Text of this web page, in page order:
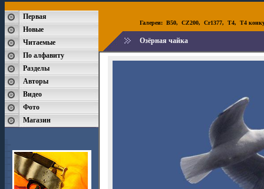
Первая
Новые
Читаемые
По алфавиту
Разделы
Авторы
Видео
Фото
Магазин
Галереи: B50, CZ200, Cr1377, T4, T4
Озёрная чайка